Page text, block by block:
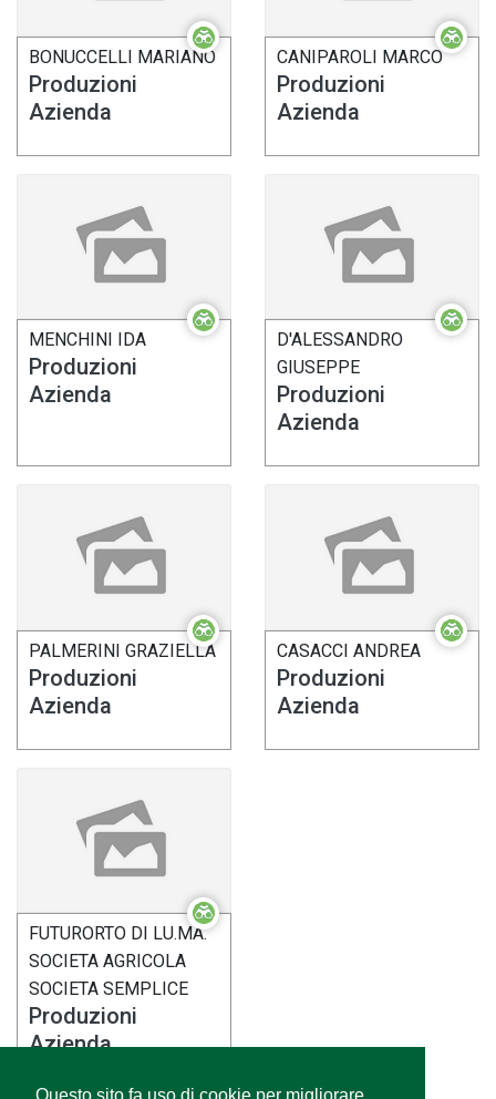
BONUCCELLI MARIANO
Produzioni
Azienda
CANIPAROLI MARCO
Produzioni
Azienda
MENCHINI IDA
Produzioni
Azienda
D'ALESSANDRO
GIUSEPPE
Produzioni
Azienda
PALMERINI GRAZIELLA
Produzioni
Azienda
CASACCI ANDREA
Produzioni
Azienda
FUTURORTO DI LU.MA.
SOCIETA AGRICOLA
SOCIETA SEMPLICE
Produzioni
Azienda